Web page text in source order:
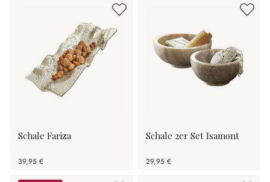
Schale Fariza
39,95 €
Schale 2er Set Isamont
29,95 €